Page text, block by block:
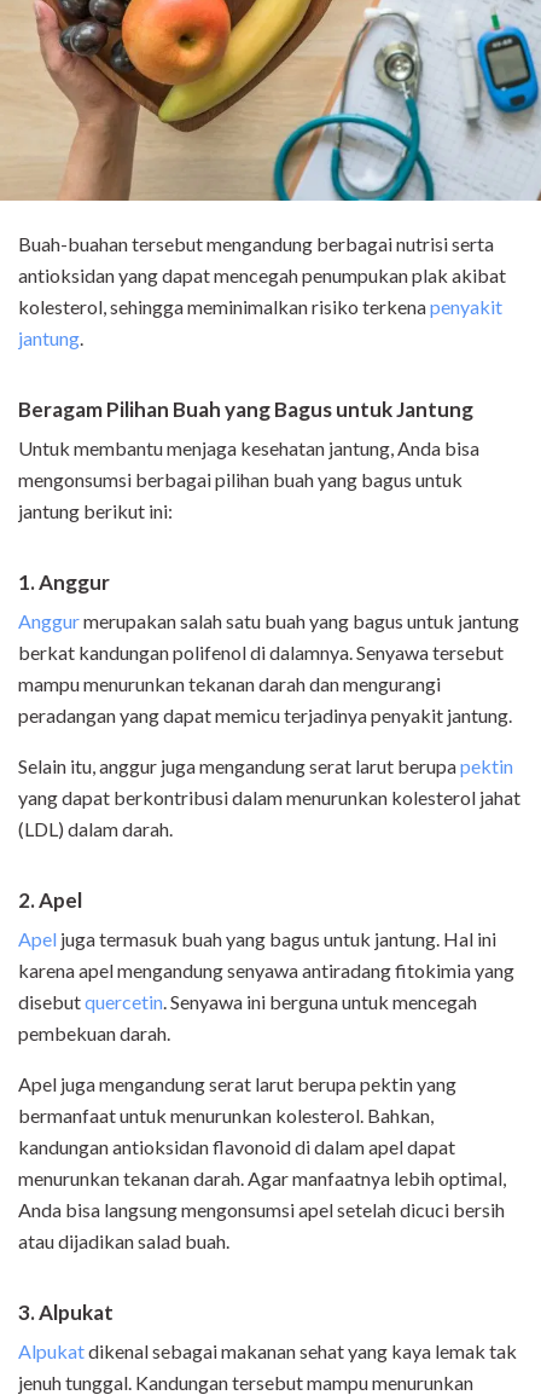
Buah-buahan tersebut mengandung berbagai nutrisi serta
antioksidan yang dapat mencegah penumpukan plak akibat
kolesterol, sehingga meminimalkan risiko terkenapenyakit
jantung
Beragam Pilihan Buah yang Bagus untuk Jantung
Untuk membantu menjaga kesehatan jantung, Anda bisa
mengonsumsi berbagai pilihan buah yang bagus untuk
jantung berikut ini:
1. Anggur
Anggurmerupakan salah satu buah yang bagus untuk jantung
berkat kandungan polifenol di dalamnya. Senyawa tersebut
mampu menurunkan tekanan darah dan mengurangi
peradangan yang dapat memicu terjadinya penyakit jantung.
Selain itu, anggur juga mengandung serat larut berupapektin
yang dapat berkontribusi dalam menurunkan kolesterol jahat
(LDL) dalam darah.
2. Apel
Apel juga termasuk buah yang bagus untuk jantung. Hal ini
karena apel mengandung senyawa antiradang fitokimia yang
disebutquercetin . Senyawa ini berguna untuk mencegah
pembekuan darah.
Apel juga mengandung serat larut berupa pektin yang
bermanfaat untuk menurunkan kolesterol. Bahkan,
kandungan antioksidan flavonoid di dalam apel dapat
menurunkan tekanan darah. Agar manfaatnya lebih optimal,
Anda bisa langsung mengonsumsi apel setelah dicuci bersih
atau dijadikan salad buah.
3. Alpukat
Alpukatdikenal sebagai makanan sehat yang kaya lemak tak
jenuh tunggal. Kandungan tersebut mampu menurunkan